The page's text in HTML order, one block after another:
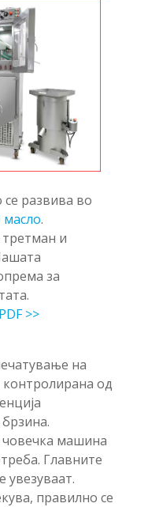
се развива во
масло.
третман и
за
>>
на
од
човечка машина
Главните
правилно се